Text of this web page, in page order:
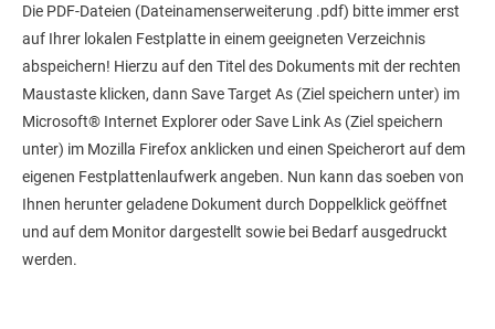
Die PDF-Dateien (Dateinamenserweiterung .pdf) bitte immer erst
auf Ihrer lokalen Festplatte in einem geeigneten Verzeichnis
abspeichern! Hierzu auf den Titel des Dokuments mit der rechten
Maustaste klicken, dann Save Target As (Ziel speichern unter) im
Microsoft® Internet Explorer oder Save Link As (Ziel speichern
unter) im Mozilla Firefox anklicken und einen Speicherort auf dem
eigenen Festplattenlaufwerk angeben. Nun kann das soeben von
Ihnen herunter geladene Dokument durch Doppelklick geöffnet
und auf dem Monitor dargestellt sowie bei Bedarf ausgedruckt
werden.